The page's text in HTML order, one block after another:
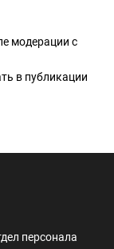
модерации с
в публикации
персонала